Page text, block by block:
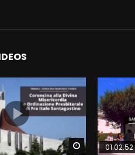
Watch Later
01:02:52